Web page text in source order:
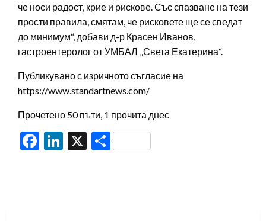
че носи радост, крие и рискове. Със спазване на тези
прости правила, смятам, че рисковете ще се сведат
до минимум“, добави д-р Красен Иванов,
гастроентеролог от УМБАЛ „Света Екатерина“.
Публикувано с изричното съгласие на
https://www.standartnews.com/
Прочетено 50 пъти, 1 прочита днес
Facebook
LinkedIn
X Share